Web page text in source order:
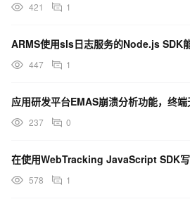
421 1
447 1
237 0
578 1